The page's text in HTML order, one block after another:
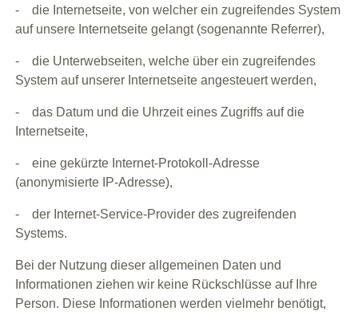
- die Internetseite, von welcher ein zugreifendes System
auf unsere Internetseite gelangt (sogenannte Referrer),
- die Unterwebseiten, welche über ein zugreifendes
System auf unserer Internetseite angesteuert werden,
- das Datum und die Uhrzeit eines Zugriffs auf die
Internetseite,
- eine gekürzte Internet-Protokoll-Adresse
(anonymisierte IP-Adresse),
- der Internet-Service-Provider des zugreifenden
Systems.
Bei der Nutzung dieser allgemeinen Daten und
Informationen ziehen wir keine Rückschlüsse auf Ihre
Person. Diese Informationen werden vielmehr benötigt,